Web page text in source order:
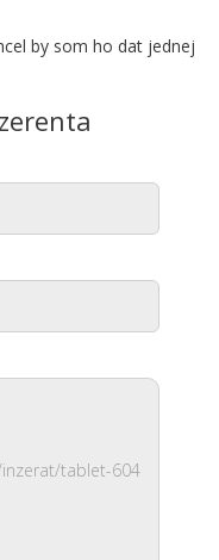
by som ho dat jednej